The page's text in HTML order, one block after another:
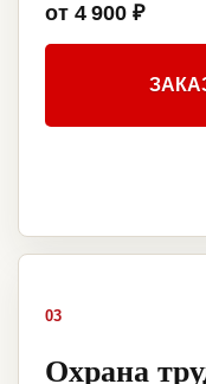
от 4 900 ₽
03
Охрана